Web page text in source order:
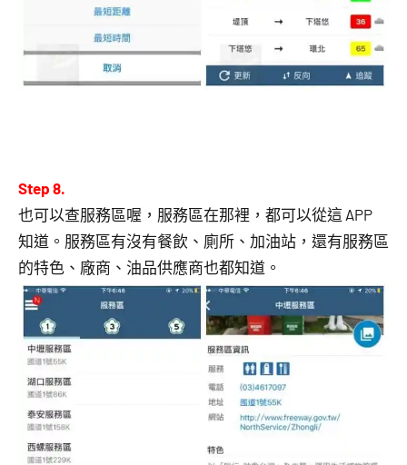
Step 8.
也可以查服務區喔，服務區在那裡，都可以從這 APP
知道。服務區有沒有餐飲、廁所、加油站，還有服務區
的特色、廠商、油品供應商也都知道。